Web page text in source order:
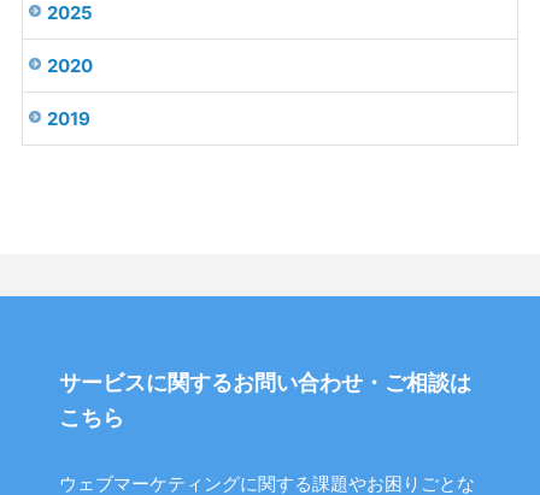
2025
2020
2019
サービスに関するお問い合わせ・ご相談は
こちら
ウェブマーケティングに関する課題やお困りごとな